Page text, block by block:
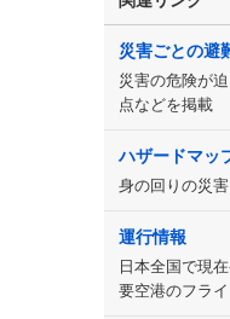
災害ごとの避
災害の危険が
点などを掲載
ハザードマッ
身の回りの災
運行情報
日本全国で現
要空港のフラ